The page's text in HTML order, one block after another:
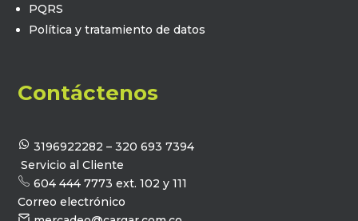
PQRS
Política y tratamiento de datos
Contáctenos
3196922282 – 320 693 7394
Servicio al Cliente
604 444 7773 ext. 102 y 111
Correo electrónico